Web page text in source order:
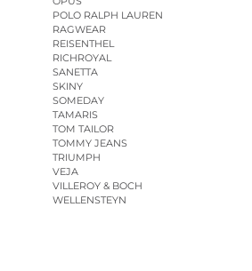
POLO RALPH LAUREN
RAGWEAR
REISENTHEL
RICHROYAL
SANETTA
SKINY
SOMEDAY
TAMARIS
TOM TAILOR
TOMMY JEANS
TRIUMPH
VEJA
VILLEROY & BOCH
WELLENSTEYN